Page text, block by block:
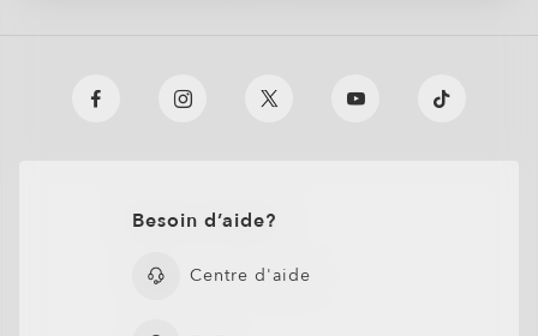
Besoin d’aide?
Centre d'aide